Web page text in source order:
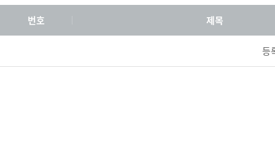
번호 제목
등